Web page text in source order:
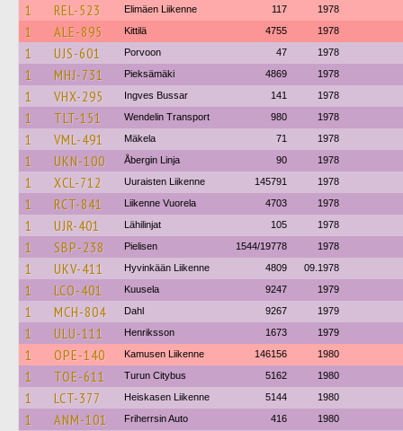
1 REL-523 Elimäen Liikenne 117 1978
1 ALE-895 Kittilä 4755 1978
1 UJS-601 Porvoon 47 1978
1 MHJ-731 Pieksämäki 4869 1978
1 VHX-295 Ingves Bussar 141 1978
1 TLT-151 Wendelin Transport 980 1978
1 VML-491 Mäkela 71 1978
1 UKN-100 Åbergin Linja 90 1978
1 XCL-712 Uuraisten Liikenne 145791 1978
1 RCT-841 Liikenne Vuorela 4703 1978
1 UJR-401 Lähilinjat 105 1978
1 SBP-238 Pielisen 1544/19778 1978
1 UKV-411 Hyvinkään Liikenne 4809 09.1978
1 LCO-401 Kuusela 9247 1979
1 MCH-804 Dahl 9267 1979
1 ULU-111 Henriksson 1673 1979
1 OPE-140 Kamusen Liikenne 146156 1980
1 TOE-611 Turun Citybus 5162 1980
1 LCT-377 Heiskasen Liikenne 5144 1980
1 ANM-101 Friherrsin Auto 416 1980